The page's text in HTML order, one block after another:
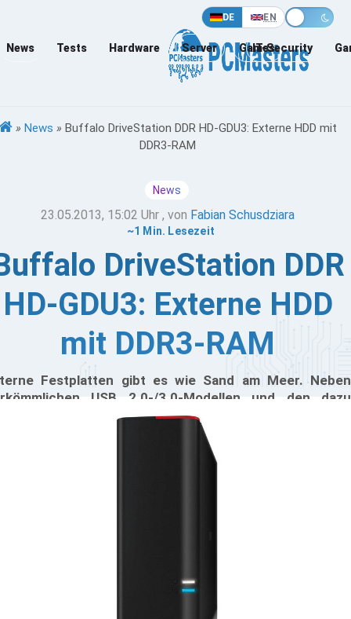
DE EN
News Tests Hardware Server Games
IT-Security
» News » Buffalo DriveStation DDR HD-GDU3: Externe HDD mit
DDR3-RAM
News
23.05.2013, 15:02 Uhr , von Fabian Schusdziara
~1 Min. Lesezeit
DriveStation DDR
HD-GDU3: Externe HDD
mit DDR3-RAM
Festplatten gibt es wie Sand am Meer. Neben
USB 2.0-/3.0-Modellen und den dazu
SSD-Pendants gibt es nun sogar eine dritte
um seine Daten schnell auf den externen
zu bekommen: eine externe Festplatte mit DDR3-
die den Kopiervorgang deutlich beschleunigen